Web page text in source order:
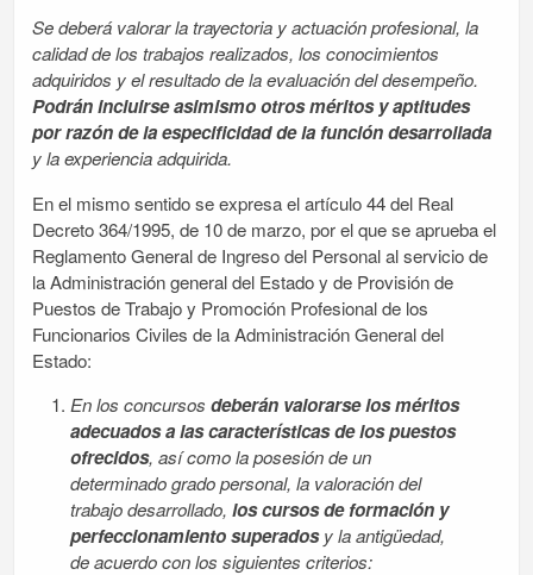
Se deberá valorar la trayectoria y actuación profesional, la
calidad de los trabajos realizados, los conocimientos
adquiridos y el resultado de la evaluación del desempeño.
Podrán incluirse asimismo otros méritos y aptitudes
por razón de la especificidad de la función desarrollada
y la experiencia adquirida.
En el mismo sentido se expresa el artículo 44 del Real
Decreto 364/1995, de 10 de marzo, por el que se aprueba el
Reglamento General de Ingreso del Personal al servicio de
la Administración general del Estado y de Provisión de
Puestos de Trabajo y Promoción Profesional de los
Funcionarios Civiles de la Administración General del
Estado:
En los concursos deberán valorarse los méritos
adecuados a las características de los puestos
ofrecidos, así como la posesión de un
determinado grado personal, la valoración del
trabajo desarrollado, los cursos de formación y
perfeccionamiento superadosy la antigüedad,
de acuerdo con los siguientes criterios: